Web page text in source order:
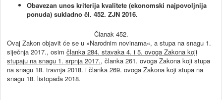
Obavezan unos kriterija kvalitete (ekonomski najpovoljnija
ponuda) sukladno čl. 452. ZJN 2016.
Članak 452.
Ovaj Zakon objavit će se u »Narodnim novinama«, a stupa na snagu 1.
siječnja 2017., osim članka 284. stavaka 4. i 5. ovoga Zakona koji
stupaju na snagu 1. srpnja 2017., članka 261. ovoga Zakona koji stupa
na snagu 18. travnja 2018. i članka 269. ovoga Zakona koji stupa na
snagu 18. listopada 2018.